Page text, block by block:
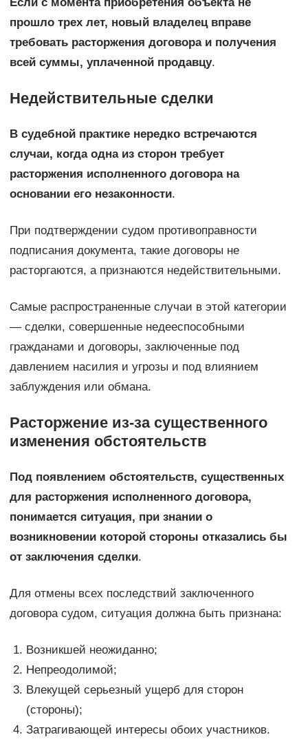
прошло трех лет, новый владелец вправе
требовать расторжения договора и получения
всей суммы, уплаченной продавцу.
Недействительные сделки
В судебной практике нередко встречаются
случаи, когда одна из сторон требует
расторжения исполненного договора на
основании его незаконности.
При подтверждении судом противоправности
подписания документа, такие договоры не
расторгаются, а признаются недействительными.
Самые распространенные случаи в этой категории
— сделки, совершенные недееспособными
гражданами и договоры, заключенные под
давлением насилия и угрозы и под влиянием
заблуждения или обмана.
Расторжение из-за существенного
изменения обстоятельств
Под появлением обстоятельств, существенных
для расторжения исполненного договора,
понимается ситуация, при знании о
возникновении которой стороны отказались бы
от заключения сделки.
Для отмены всех последствий заключенного
договора судом, ситуация должна быть признана:
Возникшей неожиданно;
Непреодолимой;
Влекущей серьезный ущерб для сторон
(стороны);
Затрагивающей интересы обоих участников.